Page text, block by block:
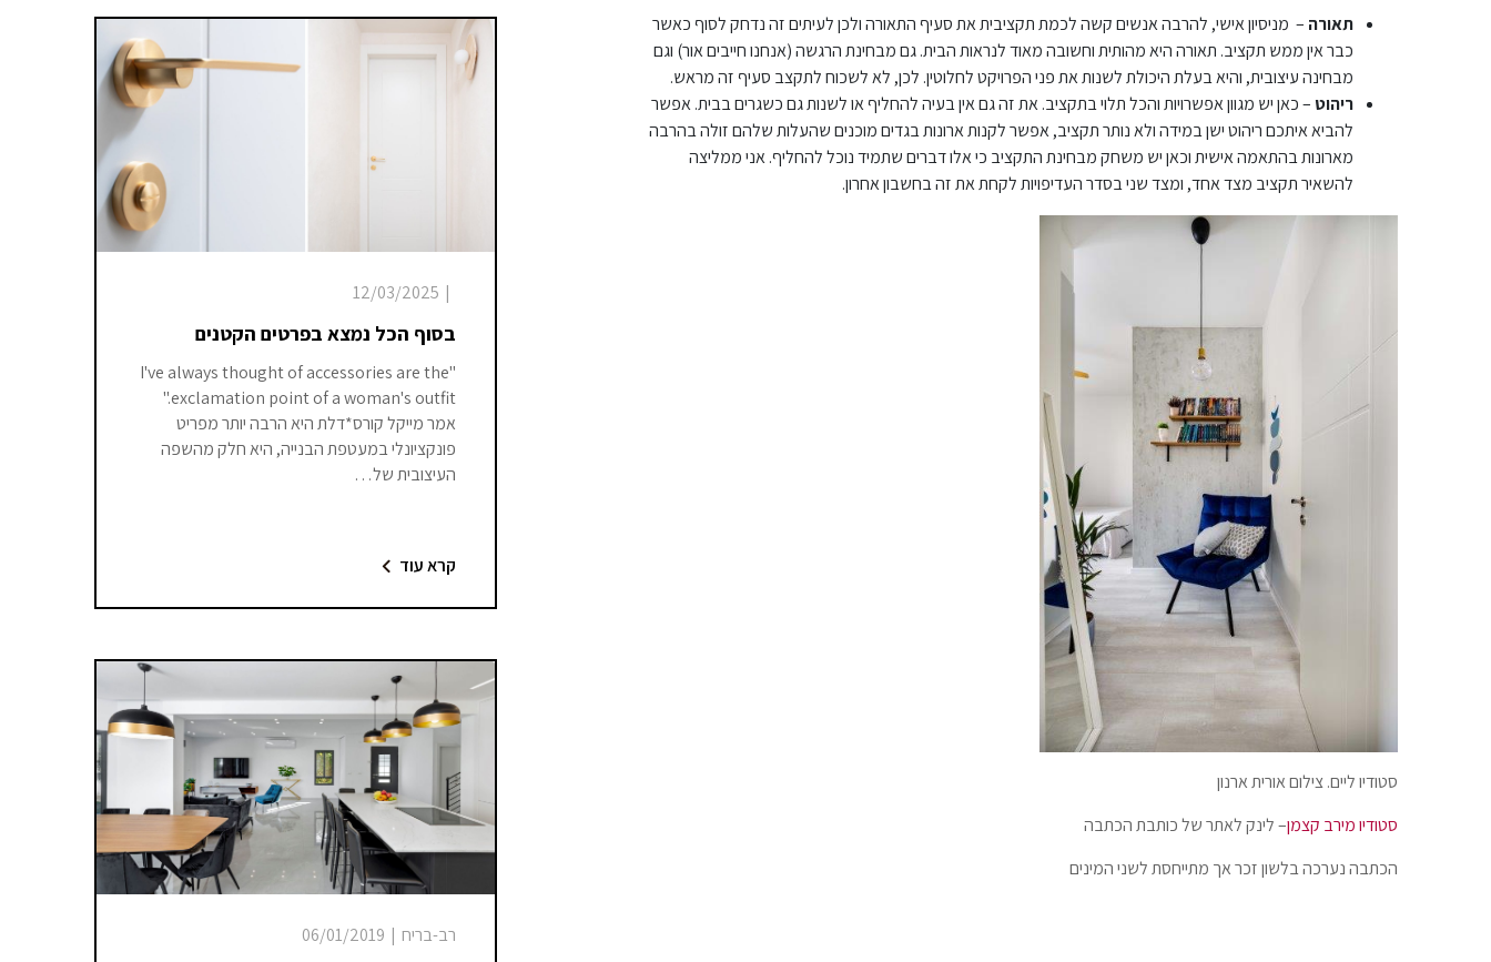
תאורה – מניסיון אישי, להרבה אנשים קשה לכמת תקציבית את סעיף התאורה ולכן לעיתים זה נדחק לסוף כאשר
כבר אין ממש תקציב. תאורה היא מהותית וחשובה מאוד לנראות הבית. גם מבחינת הרגשה (אנחנו חייבים אור) וגם
מבחינה עיצובית, והיא בעלת היכולת לשנות את פני הפרויקט לחלוטין. לכן, לא לשכוח לתקצב סעיף זה מראש.
ריהוט – כאן יש מגוון אפשרויות והכל תלוי בתקציב. את זה גם אין בעיה להחליף או לשנות גם כשגרים בבית. אפשר
להביא איתכם ריהוט ישן במידה ולא נותר תקציב, אפשר לקנות ארונות בגדים מוכנים שהעלות שלהם זולה בהרבה
מארונות בהתאמה אישית וכאן יש משחק מבחינת התקציב כי אלו דברים שתמיד נוכל להחליף. אני ממליצה
להשאיר תקציב מצד אחד, ומצד שני בסדר העדיפויות לקחת את זה בחשבון אחרון.
סטודיו ליים. צילום אורית ארנון
סטודיו מירב קצמן– לינק לאתר של כותבת הכתבה
הכתבה נערכה בלשון זכר אך מתייחסת לשני המינים
|
12/03/2025
בסוף הכל נמצא בפרטים הקטנים
"I've always thought of accessories are the
exclamation point of a woman's outfit."
אמר מייקל קורס*דלת היא הרבה יותר מפריט
פונקציונלי במעטפת הבנייה, היא חלק מהשפה
העיצובית של…
קרא עוד
רב-בריח |
06/01/2019